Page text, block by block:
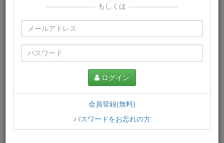
もしくは
ログイン
会員登録(無料)
パスワードをお忘れの方